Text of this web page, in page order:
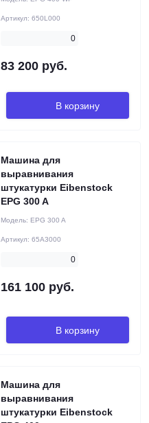
Артикул: 650L000
0
83 200 руб.
В корзину
Машина для
выравнивания
штукатурки Eibenstock
EPG 300 A
Модель: EPG 300 A
Артикул: 65A3000
0
161 100 руб.
В корзину
Машина для
выравнивания
штукатурки Eibenstock